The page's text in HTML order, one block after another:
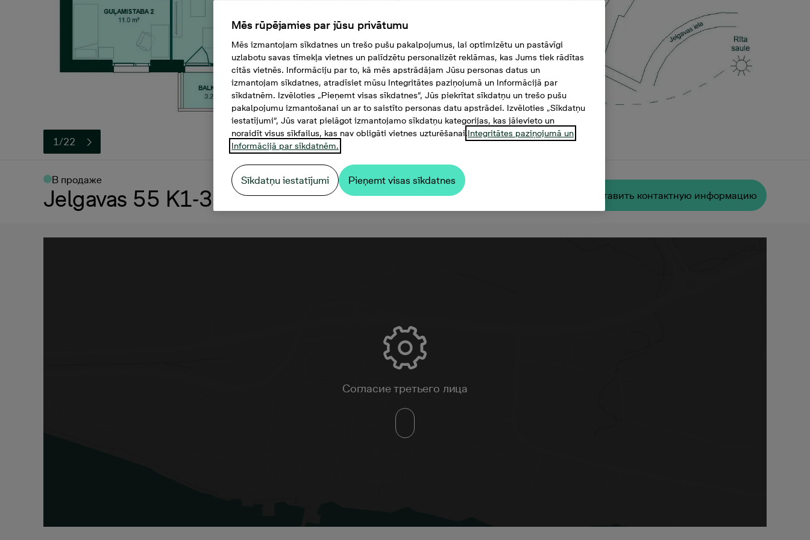
1/22
В продаже
Jelgavas 55 K1-39, 204 000 €, 4 комнаты, 77,3 м² Oставить контактную информацию
Согласие третьего лица
Mēs rūpējamies par jūsu privātumu
Mēs izmantojam sīkdatnes un trešo pušu pakalpojumus, lai optimizētu un pastāvīgi
uzlabotu savas tīmekļa vietnes un palīdzētu personalizēt reklāmas, kas Jums tiek rādītas
citās vietnēs. Informāciju par to, kā mēs apstrādājam Jūsu personas datus un
izmantojam sīkdatnes, atradīsiet mūsu Integritātes paziņojumā un Informācijā par
sīkdatnēm. Izvēloties „Pieņemt visas sīkdatnes”, Jūs piekrītat sīkdatņu un trešo pušu
pakalpojumu izmantošanai un ar to saistīto personas datu apstrādei. Izvēloties „Sīkdatņu
iestatījumi”, Jūs varat pielāgot izmantojamo sīkdatņu kategorijas, kas jāievieto un
noraidīt visus sīkfailus, kas nav obligāti vietnes uzturēšanai.Integritātes paziņojumā un
Informācijā par sīkdatnēm.
Sīkdatņu iestatījumi Pieņemt visas sīkdatnes